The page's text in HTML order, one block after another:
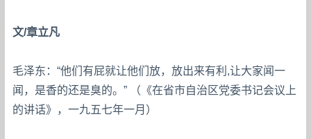
文/章立凡
毛泽东：“他们有屁就让他们放，放出来有利,让大家闻一
闻，是香的还是臭的。” （《在省市自治区党委书记会议上
的讲话》，一九五七年一月）